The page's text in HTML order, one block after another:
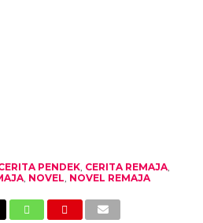
PENDEK, CERITA REMAJA,
, NOVEL, NOVEL REMAJA